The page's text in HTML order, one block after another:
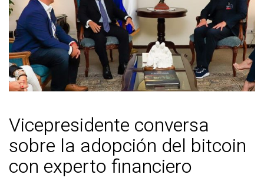
Vicepresidente conversa
sobre la adopción del bitcoin
con experto financiero